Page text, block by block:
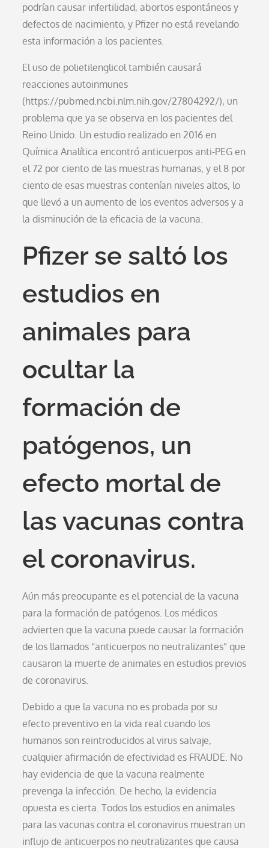
podrían causar infertilidad, abortos espontáneos y
defectos de nacimiento, y Pfizer no está revelando
esta información a los pacientes.
El uso de polietilenglicol también causará
reacciones autoinmunes
(https://pubmed.ncbi.nlm.nih.gov/27804292/), un
problema que ya se observa en los pacientes del
Reino Unido. Un estudio realizado en 2016 en
Química Analítica encontró anticuerpos anti-PEG en
el 72 por ciento de las muestras humanas, y el 8 por
ciento de esas muestras contenían niveles altos, lo
que llevó a un aumento de los eventos adversos y a
la disminución de la eficacia de la vacuna.
Pfizer se saltó los
estudios en
animales para
ocultar la
formación de
patógenos, un
efecto mortal de
las vacunas contra
el coronavirus.
Aún más preocupante es el potencial de la vacuna
para la formación de patógenos. Los médicos
advierten que la vacuna puede causar la formación
de los llamados “anticuerpos no neutralizantes” que
causaron la muerte de animales en estudios previos
de coronavirus.
Debido a que la vacuna no es probada por su
efecto preventivo en la vida real cuando los
humanos son reintroducidos al virus salvaje,
cualquier afirmación de efectividad es FRAUDE. No
hay evidencia de que la vacuna realmente
prevenga la infección. De hecho, la evidencia
opuesta es cierta. Todos los estudios en animales
para las vacunas contra el coronavirus muestran un
influjo de anticuerpos no neutralizantes que causa